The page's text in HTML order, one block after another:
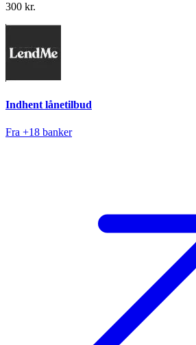
300 kr.
Indhent lånetilbud
Fra +18 banker